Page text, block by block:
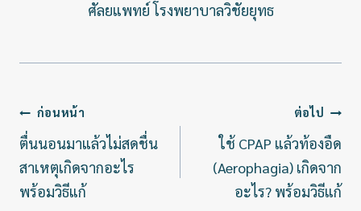
ศัลยแพทย์ โรงพยาบาลวิชัยยุทธ
แนะแนว
เรื่อง
ก่อนหน้า
ตื่นนอนมาแล้วไม่สดชื่น
สาเหตุเกิดจากอะไร
พร้อมวิธีแก้
ต่อไป
ใช้ CPAP แล้วท้องอืด
(Aerophagia) เกิดจาก
อะไร? พร้อมวิธีแก้